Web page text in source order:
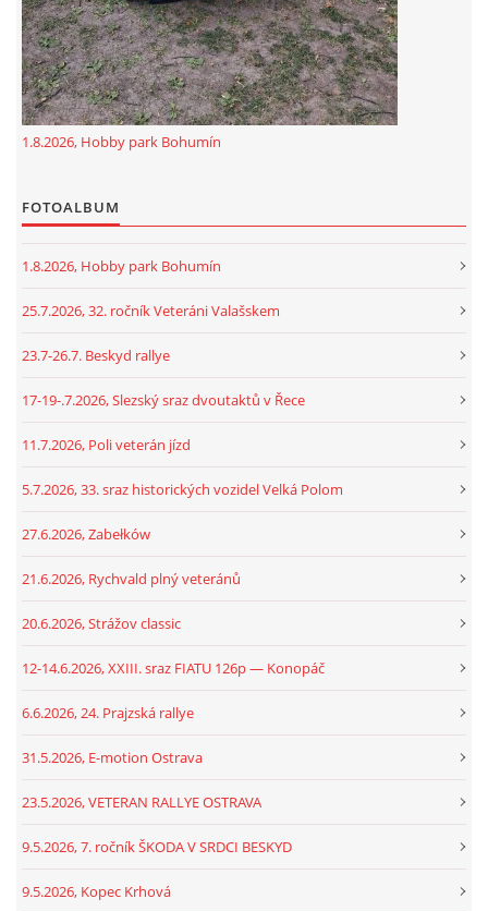
1.8.2026, Hobby park Bohumín
FOTOALBUM
1.8.2026, Hobby park Bohumín
25.7.2026, 32. ročník Veteráni Valašskem
23.7-26.7. Beskyd rallye
17-19-.7.2026, Slezský sraz dvoutaktů v Řece
11.7.2026, Poli veterán jízd
5.7.2026, 33. sraz historických vozidel Velká Polom
27.6.2026, Zabełków
21.6.2026, Rychvald plný veteránů
20.6.2026, Strážov classic
12-14.6.2026, XXIII. sraz FIATU 126p — Konopáč
6.6.2026, 24. Prajzská rallye
31.5.2026, E-motion Ostrava
23.5.2026, VETERAN RALLYE OSTRAVA
9.5.2026, 7. ročník ŠKODA V SRDCI BESKYD
9.5.2026, Kopec Krhová